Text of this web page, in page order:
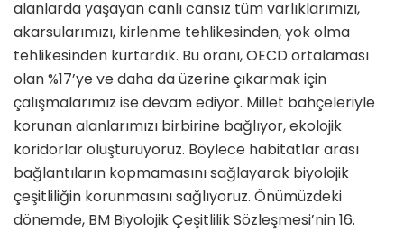
alanlarda yaşayan canlı cansız tüm varlıklarımızı,
akarsularımızı, kirlenme tehlikesinden, yok olma
tehlikesinden kurtardık. Bu oranı, OECD ortalaması
olan %17’ye ve daha da üzerine çıkarmak için
çalışmalarımız ise devam ediyor. Millet bahçeleriyle
korunan alanlarımızı birbirine bağlıyor, ekolojik
koridorlar oluşturuyoruz. Böylece habitatlar arası
bağlantıların kopmamasını sağlayarak biyolojik
çeşitliliğin korunmasını sağlıyoruz. Önümüzdeki
dönemde, BM Biyolojik Çeşitlilik Sözleşmesi’nin 16.